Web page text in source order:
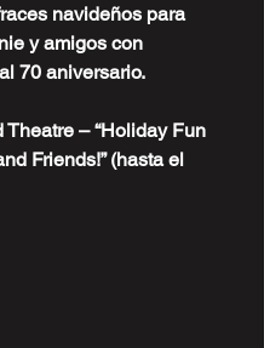
navideños para
y amigos con
70 aniversario.
Theatre – “Holiday Fun
Friends!” (hasta el